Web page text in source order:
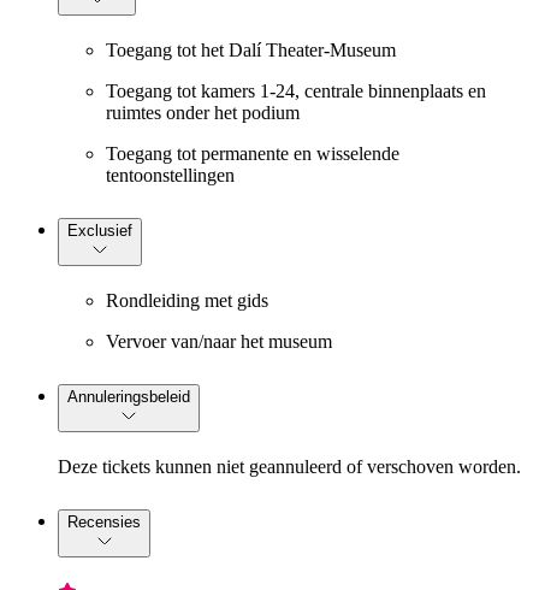
Toegang tot het Dalí Theater-Museum
Toegang tot kamers 1-24, centrale binnenplaats en
ruimtes onder het podium
Toegang tot permanente en wisselende
tentoonstellingen
Exclusief
Rondleiding met gids
Vervoer van/naar het museum
Annuleringsbeleid
Deze tickets kunnen niet geannuleerd of verschoven worden.
Recensies